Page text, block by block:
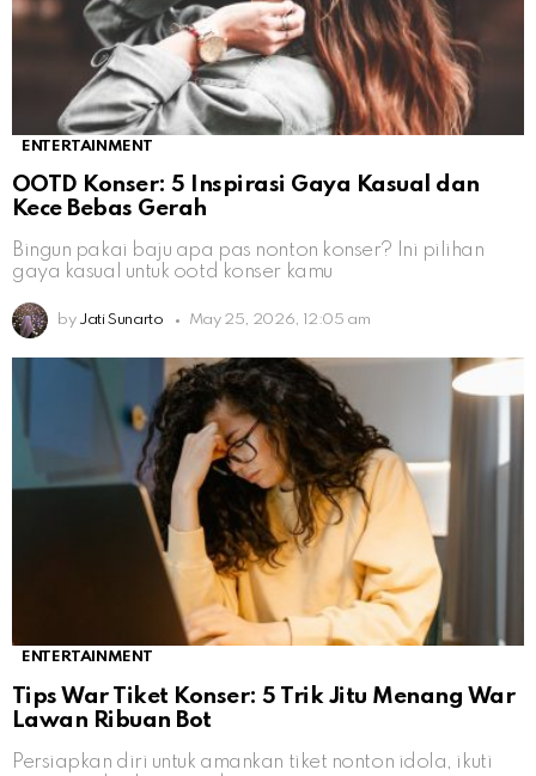
ENTERTAINMENT
OOTD Konser: 5 Inspirasi Gaya Kasual dan
Kece Bebas Gerah
Bingun pakai baju apa pas nonton konser? Ini pilihan
gaya kasual untuk ootd konser kamu
by Jati Sunarto May 25, 2026, 12:05 am
ENTERTAINMENT
Tips War Tiket Konser: 5 Trik Jitu Menang War
Lawan Ribuan Bot
Persiapkan diri untuk amankan tiket nonton idola, ikuti